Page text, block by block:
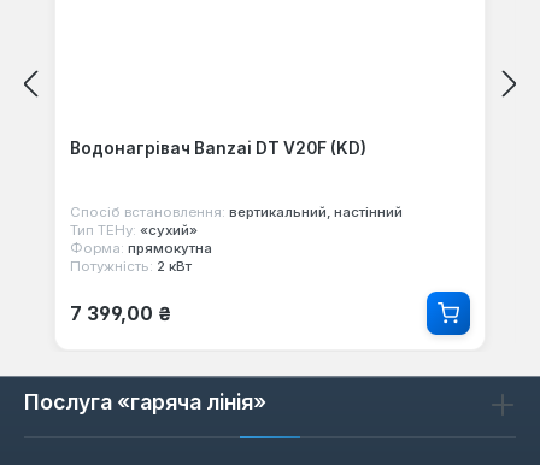
Водонагрівач Banzai DT V20F (KD)
Спосіб встановлення: вертикальний, настінний
Тип ТЕНу: «сухий»
Форма: прямокутна
Потужність: 2 кВт
Звичайна ціна:
7 399,00 ₴
Послуга «гаряча лінія»